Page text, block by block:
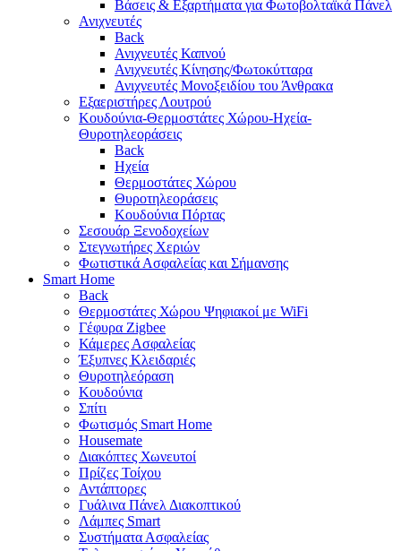
Βάσεις & Εξαρτήματα για Φωτοβολταϊκά Πάνελ
Ανιχνευτές
Back
Ανιχνευτές Καπνού
Ανιχνευτές Κίνησης/Φωτοκύτταρα
Ανιχνευτές Μονοξειδίου του Άνθρακα
Εξαεριστήρες Λουτρού
Κουδούνια-Θερμοστάτες Χώρου-Ηχεία-
Θυροτηλεοράσεις
Back
Ηχεία
Θερμοστάτες Χώρου
Θυροτηλεοράσεις
Κουδούνια Πόρτας
Σεσουάρ Ξενοδοχείων
Στεγνωτήρες Χεριών
Φωτιστικά Ασφαλείας και Σήμανσης
Smart Home
Back
Θερμοστάτες Χώρου Ψηφιακοί με WiFi
Γέφυρα Zigbee
Κάμερες Ασφαλείας
Έξυπνες Κλειδαριές
Θυροτηλεόραση
Κουδούνια
Σπίτι
Φωτισμός Smart Home
Housemate
Διακόπτες Χωνευτοί
Πρίζες Τοίχου
Αντάπτορες
Γυάλινα Πάνελ Διακοπτικού
Λάμπες Smart
Συστήματα Ασφαλείας